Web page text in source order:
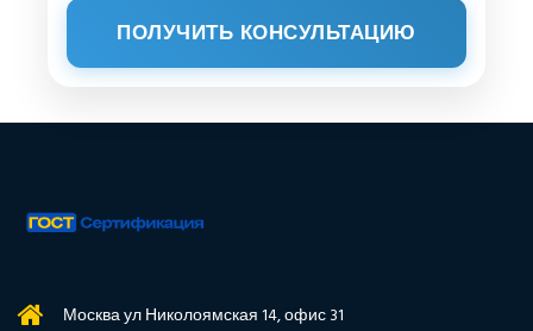
ПОЛУЧИТЬ КОНСУЛЬТАЦИЮ
Москва ул Николоямская 14, офис 31